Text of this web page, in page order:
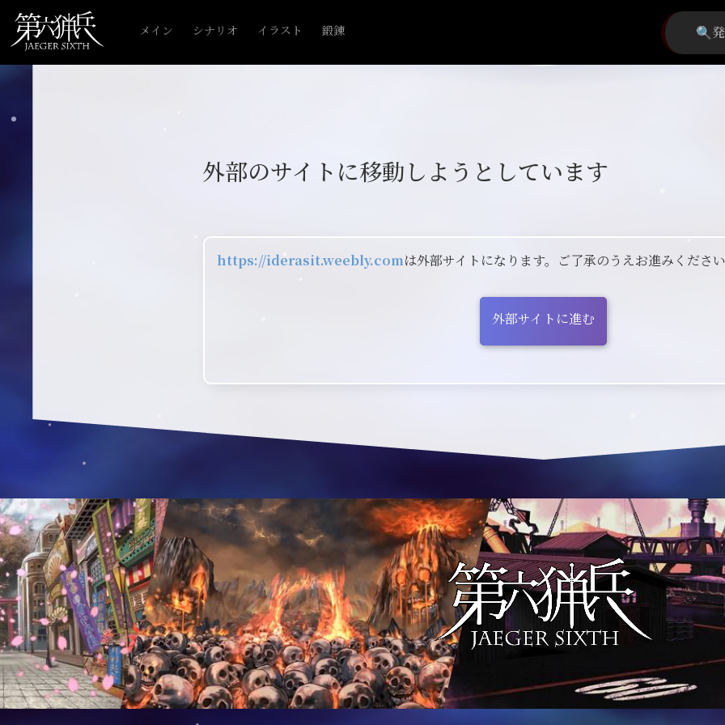
メイン シナリオ イラスト 鍛錬
外部のサイトに移動しようとしています
https://iderasit.weebly.comは外部サイトになります。ご了承のうえお進みくださ
外部サイトに進む